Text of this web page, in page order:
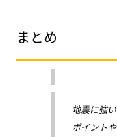
まとめ
地震に強
ポイント